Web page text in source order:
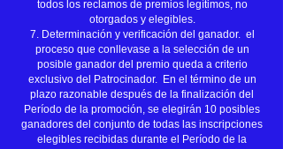
todos los reclamos de premios legítimos, no
otorgados y elegibles.
7. Determinación y verificación del ganador. el
proceso que conllevase a la selección de un
posible ganador del premio queda a criterio
exclusivo del Patrocinador. En el término de un
plazo razonable después de la finalización del
Período de la promoción, se elegirán 10 posibles
ganadores del conjunto de todas las inscripciones
elegibles recibidas durante el Período de la